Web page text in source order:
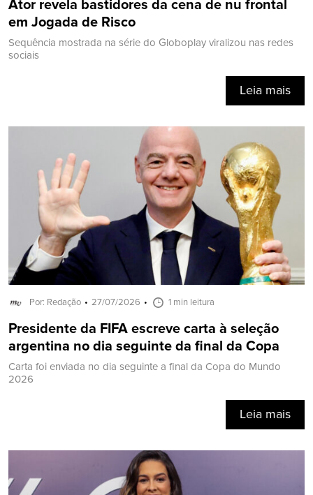
Ator revela bastidores da cena de nu frontal
em Jogada de Risco
Sequência mostrada na série do Globoplay viralizou nas redes
sociais
Leia mais
Por: Redação 27/07/2026 1 min leitura
Presidente da FIFA escreve carta à seleção
argentina no dia seguinte da final da Copa
Carta foi enviada no dia seguinte a final da Copa do Mundo
2026
Leia mais